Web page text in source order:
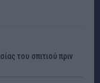
του σπιτιού πριν